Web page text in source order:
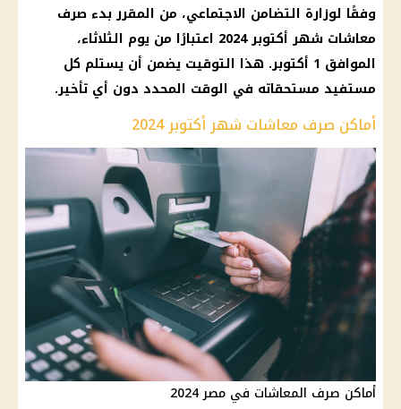
وفقًا لوزارة التضامن الاجتماعي، من المقرر بدء صرف
معاشات شهر أكتوبر 2024 اعتبارًا من يوم الثلاثاء،
الموافق 1 أكتوبر. هذا التوقيت يضمن أن يستلم كل
مستفيد مستحقاته في الوقت المحدد دون أي تأخير.
أماكن صرف معاشات شهر أكتوبر 2024
أماكن صرف المعاشات في مصر 2024